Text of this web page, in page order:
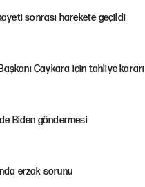
sonrası harekete geçildi
Çaykara için tahliye kararı
Biden göndermesi
erzak sorunu